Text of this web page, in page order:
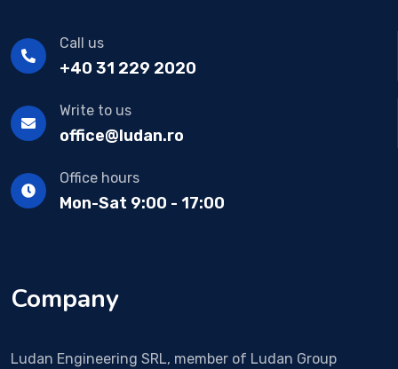
Call us
+40 31 229 2020
Write to us
office@ludan.ro
Office hours
Mon-Sat 9:00 - 17:00
Company
Ludan Engineering SRL, member of Ludan Group